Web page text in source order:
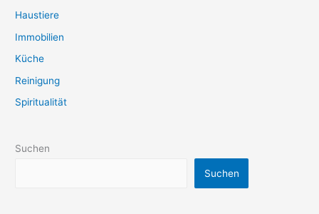
Haustiere
Immobilien
Küche
Reinigung
Spiritualität
Suchen
Suchen